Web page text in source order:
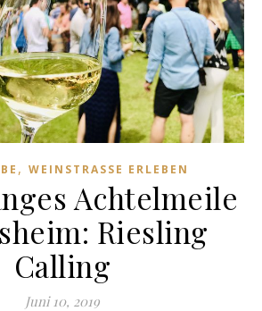
, WEINSTRASSE ERLEBEN
Achtelmeile
Riesling
Calling
Juni 10, 2019